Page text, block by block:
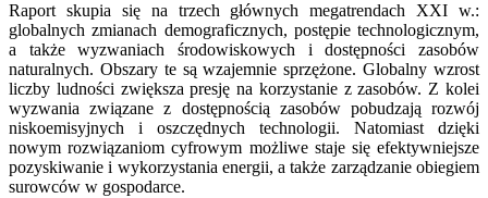
Raport skupia się na trzech głównych megatrendach XXI w.:
globalnych zmianach demograficznych, postępie technologicznym,
a także wyzwaniach środowiskowych i dostępności zasobów
naturalnych. Obszary te są wzajemnie sprzężone. Globalny wzrost
liczby ludności zwiększa presję na korzystanie z zasobów. Z kolei
wyzwania związane z dostępnością zasobów pobudzają rozwój
niskoemisyjnych i oszczędnych technologii. Natomiast dzięki
nowym rozwiązaniom cyfrowym możliwe staje się efektywniejsze
pozyskiwanie i wykorzystania energii, a także zarządzanie obiegiem
surowców w gospodarce.